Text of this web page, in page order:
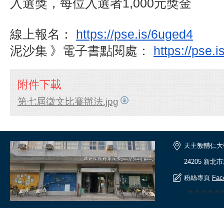
入選獎，每位入選者1,000元獎金
線上報名： https://pse.is/6uged4
泥沙集 》 電子書點閱處： https://pse.
附件下載
第七屆徵文比賽辦法.jpg
天主教輔仁
24205 新北
粉絲專頁